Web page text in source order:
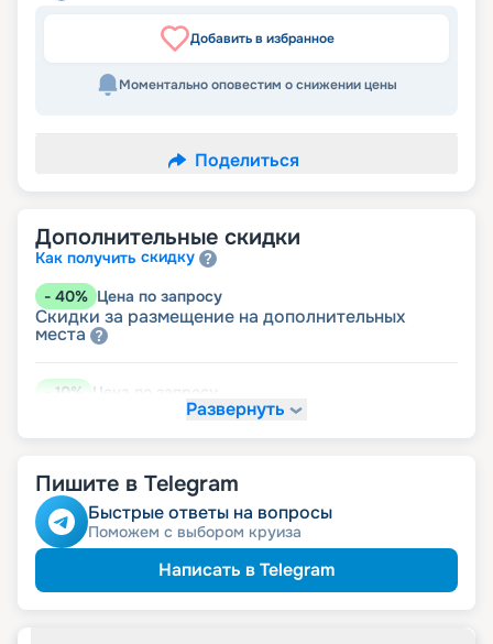
Добавить в избранное
Моментально оповестим о снижении цены
Поделиться
Дополнительные скидки
Как получить скидку
- 40% Цена по запросу
Скидки за размещение на дополнительных
места
10% Цена по запросу
Скидка медицинскимработникам
Развернуть
Пишите в Telegram
Быстрые ответы на вопросы
Поможем с выбором круиза
Написать в Telegram